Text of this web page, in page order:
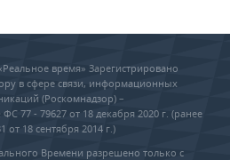
время» Зарегистрировано
в сфере связи, информационных
(Роскомнадзор) –
77 - 79627 от 18 декабря 2020 г. (ранее
от 18 сентября 2014 г.)
Времени разрешено только с